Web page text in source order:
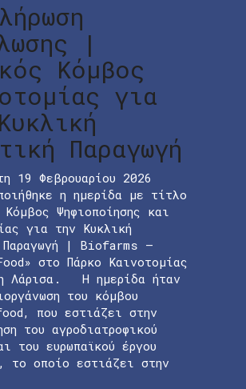
|
Κόμβος
για
Παραγωγή
19 Φεβρουαρίου 2026
η ημερίδα με τίτλο
Κόμβος Ψηφιοποίησης και
για την Κυκλική
Παραγωγή | Biofarms –
στο Πάρκο Καινοτομίας
Λάρισα. Η ημερίδα ήταν
του κόμβου
που εστιάζει στην
του αγροδιατροφικού
του ευρωπαϊκού έργου
το οποίο εστιάζει στην